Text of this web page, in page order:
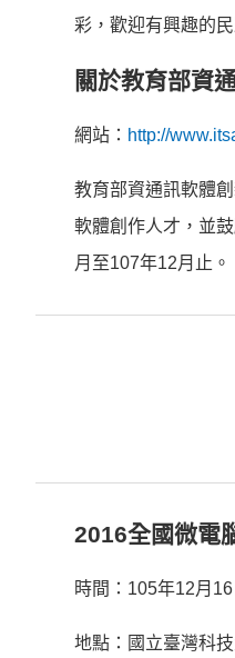
彩，歡迎有興趣的
關於教育部資
網站： http://
教育部資通訊軟體
軟體創作人才，並
月至107年12月止。
2016全國微電
時間：105年12月
地點：國立臺灣科